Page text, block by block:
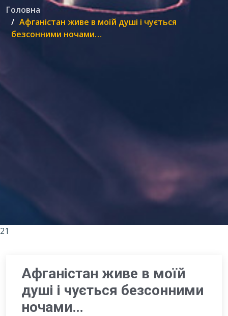
Головна
Афганістан живе в моїй душі і чується
безсонними ночами…
21
Афганістан живе в моїй
душі і чується безсонними
ночами…